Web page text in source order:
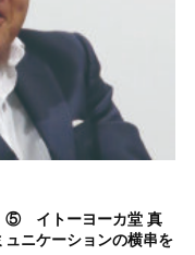
⑤ イトーヨーカ堂 真
ニケーションの横串を